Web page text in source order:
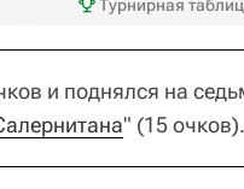
Турнирная
и поднялся на
" (15 очков).